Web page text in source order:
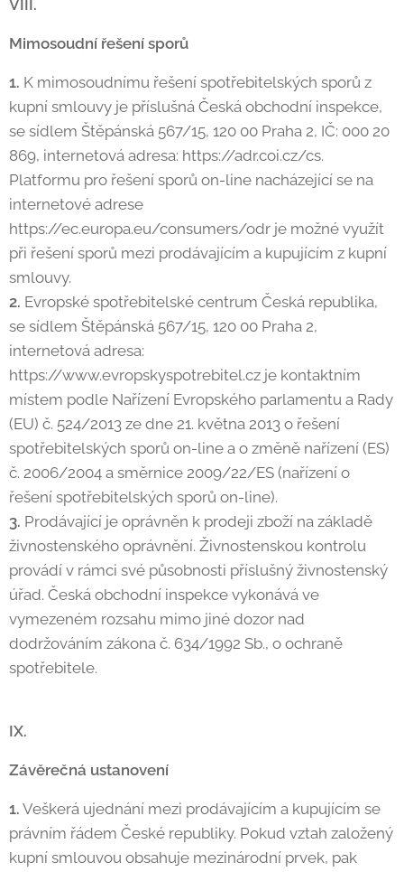
VIII.
Mimosoudní řešení sporů
1. K mimosoudnímu řešení spotřebitelských sporů z
kupní smlouvy je příslušná Česká obchodní inspekce,
se sídlem Štěpánská 567/15, 120 00 Praha 2, IČ: 000 20
869, internetová adresa: https://adr.coi.cz/cs.
Platformu pro řešení sporů on-line nacházející se na
internetové adrese
https://ec.europa.eu/consumers/odr je možné využít
při řešení sporů mezi prodávajícím a kupujícím z kupní
smlouvy.
2. Evropské spotřebitelské centrum Česká republika,
se sídlem Štěpánská 567/15, 120 00 Praha 2,
internetová adresa:
https://www.evropskyspotrebitel.cz je kontaktním
místem podle Nařízení Evropského parlamentu a Rady
(EU) č. 524/2013 ze dne 21. května 2013 o řešení
spotřebitelských sporů on-line a o změně nařízení (ES)
č. 2006/2004 a směrnice 2009/22/ES (nařízení o
řešení spotřebitelských sporů on-line).
3. Prodávající je oprávněn k prodeji zboží na základě
živnostenského oprávnění. Živnostenskou kontrolu
provádí v rámci své působnosti příslušný živnostenský
úřad. Česká obchodní inspekce vykonává ve
vymezeném rozsahu mimo jiné dozor nad
dodržováním zákona č. 634/1992 Sb., o ochraně
spotřebitele.
IX.
Závěrečná ustanovení
1. Veškerá ujednání mezi prodávajícím a kupujícím se
právním řádem České republiky. Pokud vztah založený
kupní smlouvou obsahuje mezinárodní prvek, pak